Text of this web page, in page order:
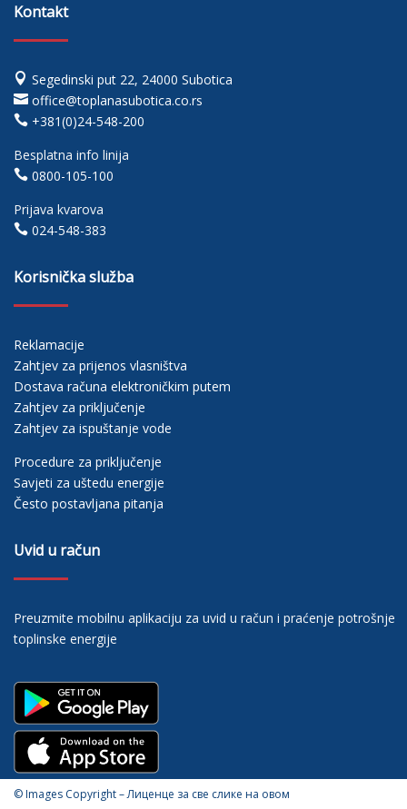
Kontakt
 Segedinski put 22, 24000 Subotica
 office@toplanasubotica.co.rs
 +381(0)24-548-200
Besplatna info linija
 0800-105-100
Prijava kvarova
 024-548-383
Korisnička služba
Reklamacije
Zahtjev za prijenos vlasništva
Dostava računa elektroničkim putem
Zahtjev za priključenje
Zahtjev za ispuštanje vode
Procedure za priključenje
Savjeti za uštedu energije
Često postavljana pitanja
Uvid u račun
Preuzmite mobilnu aplikaciju za uvid u račun i praćenje potrošnje
toplinske energije
© Images Copyright – Лиценце за све слике на овом